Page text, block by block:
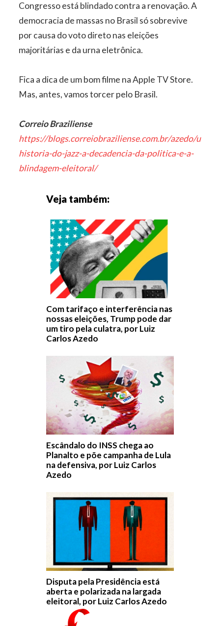
Congresso está blindado contra a renovação. A
democracia de massas no Brasil só sobrevive
por causa do voto direto nas eleições
majoritárias e da urna eletrônica.
Fica a dica de um bom filme na Apple TV Store.
Mas, antes, vamos torcer pelo Brasil.
Correio Braziliense
https://blogs.correiobraziliense.com.br/azedo/uma-
historia-do-jazz-a-decadencia-da-politica-e-a-
blindagem-eleitoral/
Veja também:
Com tarifaço e interferência nas
nossas eleições, Trump pode dar
um tiro pela culatra, por Luiz
Carlos Azedo
Escândalo do INSS chega ao
Planalto e põe campanha de Lula
na defensiva, por Luiz Carlos
Azedo
Disputa pela Presidência está
aberta e polarizada na largada
eleitoral, por Luiz Carlos Azedo